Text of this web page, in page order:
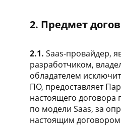
2. Предмет
2.1. Saas-провайдер,
разработчиком,
обладателем
ПО, предоставляет
настоящего договора
по модели Saas, за
настоящим договором